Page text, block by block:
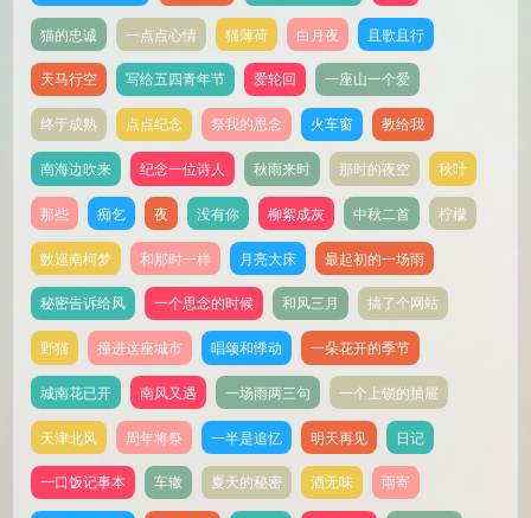
猫的忠诚 一点点心情 猫薄荷 白月夜 且歌且行
天马行空 写给五四青年节 爱轮回 一座山一个爱
终于成熟 点点纪念 祭我的思念 火车窗 教给我
南海边吹来 纪念一位诗人 秋雨来时 那时的夜空 秋叶
那些 痴乞 夜 没有你 柳絮成灰 中秋二首 柠檬
数巡南柯梦 和那时一样 月亮大床 最起初的一场雨
秘密告诉给风 一个思念的时候 和风三月 搞了个网站
野猫 撞进这座城市 唱颂和悸动 一朵花开的季节
城南花已开 南风又遇 一场雨两三句 一个上锁的抽屉
天津北风 周年将祭 一半是追忆 明天再见 日记
一口饭记事本 车辙 夏天的秘密 酒无味 雨寄